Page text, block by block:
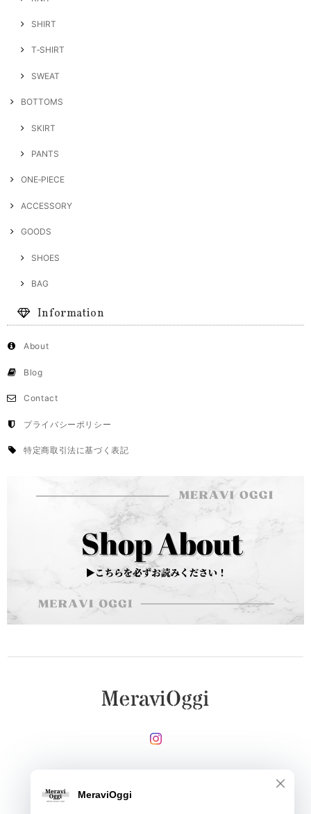
SHIRT
T‐SHIRT
SWEAT
BOTTOMS
SKIRT
PANTS
ONE‐PIECE
ACCESSORY
GOODS
SHOES
BAG
Information
About
Blog
Contact
プライバシーポリシー
特定商取引法に基づく表記